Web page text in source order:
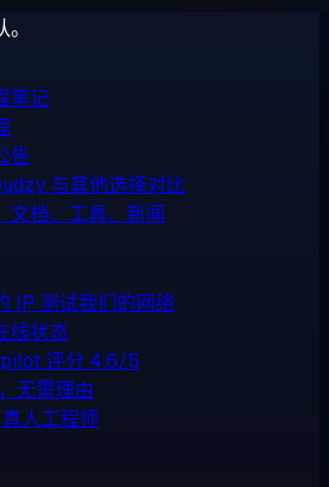
笔记
告
与其他选择对比
文档、工具、新闻
IP 测试我们的网络
线状态
评分 4.6/5
无需理由
人工程师